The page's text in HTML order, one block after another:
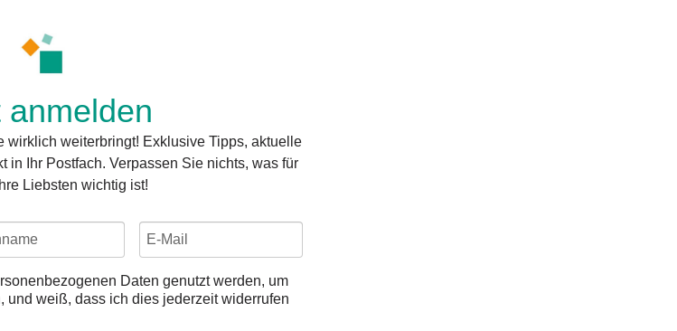
anmelden
wirklich weiterbringt! Exklusive Tipps, aktuelle
in Ihr Postfach. Verpassen Sie nichts, was für
Liebsten wichtig ist!
Daten genutzt werden, um
und weiß, dass ich dies jederzeit widerrufen